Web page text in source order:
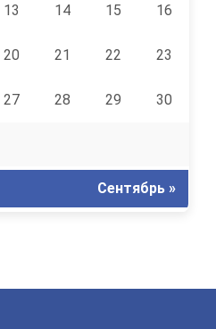
13 14 15 16
20 21 22 23
27 28 29 30
Сентябрь »